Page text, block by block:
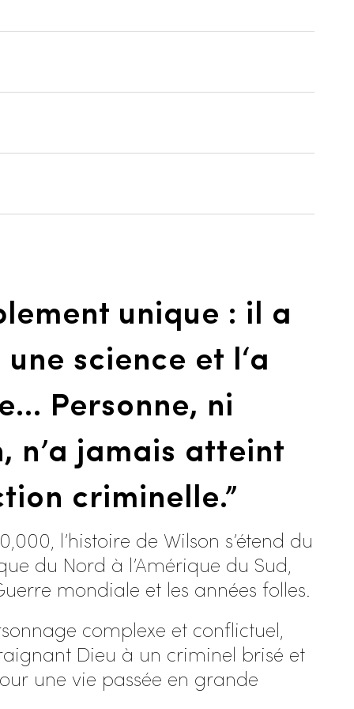
unique : il a
science et l‘a
Personne, ni
n’a jamais atteint
criminelle.”
l’histoire de Wilson s’étend du
du Nord à l’Amérique du Sud,
mondiale et les années folles.
complexe et conflictuel,
Dieu à un criminel brisé et
une vie passée en grande